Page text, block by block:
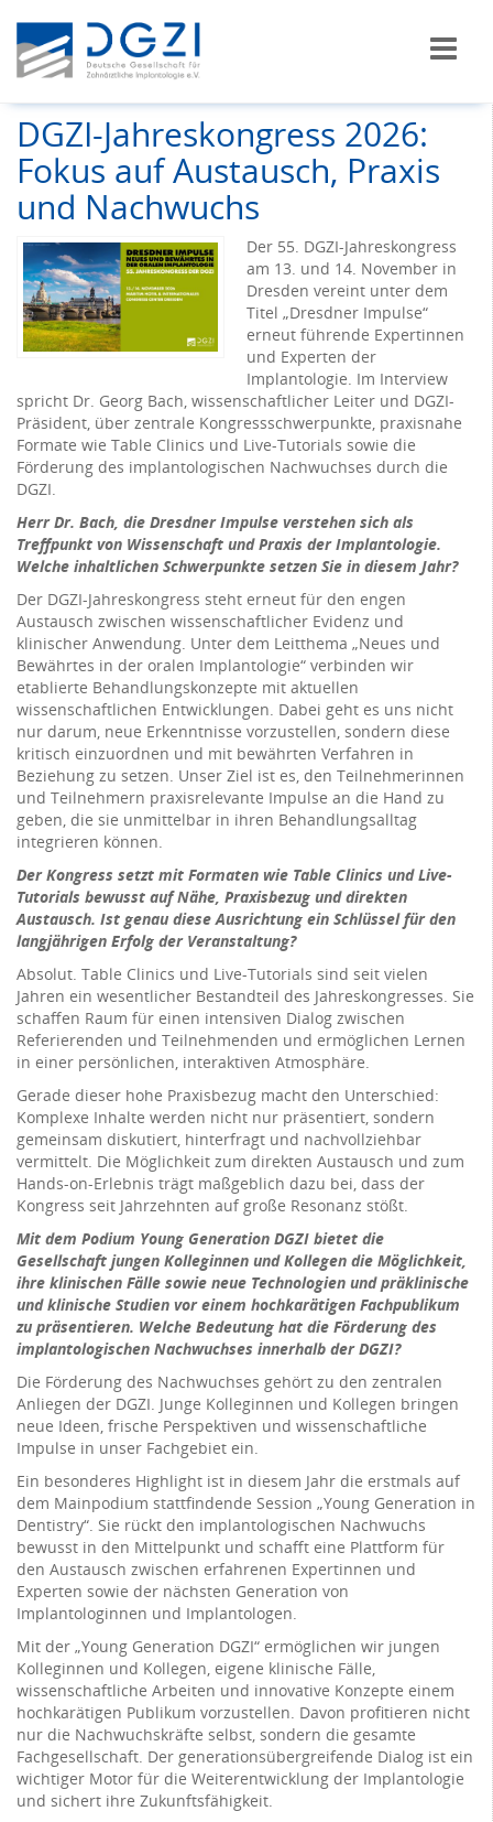
DGZI-Jahreskongress 2026:
Fokus auf Austausch, Praxis
und Nachwuchs
Der 55. DGZI-Jahreskongress
am 13. und 14. November in
Dresden vereint unter dem
Titel „Dresdner Impulse“
erneut führende Expertinnen
und Experten der
Implantologie. Im Interview
spricht Dr. Georg Bach, wissenschaftlicher Leiter und DGZI-
Präsident, über zentrale Kongressschwerpunkte, praxisnahe
Formate wie Table Clinics und Live-Tutorials sowie die
Förderung des implantologischen Nachwuchses durch die
DGZI.
Herr Dr. Bach, die Dresdner Impulse verstehen sich als
Treffpunkt von Wissenschaft und Praxis der Implantologie.
Welche inhaltlichen Schwerpunkte setzen Sie in diesem Jahr?
Der DGZI-Jahreskongress steht erneut für den engen
Austausch zwischen wissenschaftlicher Evidenz und
klinischer Anwendung. Unter dem Leitthema „Neues und
Bewährtes in der oralen Implantologie“ verbinden wir
etablierte Behandlungskonzepte mit aktuellen
wissenschaftlichen Entwicklungen. Dabei geht es uns nicht
nur darum, neue Erkenntnisse vorzustellen, sondern diese
kritisch einzuordnen und mit bewährten Verfahren in
Beziehung zu setzen. Unser Ziel ist es, den Teilnehmerinnen
und Teilnehmern praxisrelevante Impulse an die Hand zu
geben, die sie unmittelbar in ihren Behandlungsalltag
integrieren können.
Der Kongress setzt mit Formaten wie Table Clinics und Live-
Tutorials bewusst auf Nähe, Praxisbezug und direkten
Austausch. Ist genau diese Ausrichtung ein Schlüssel für den
langjährigen Erfolg der Veranstaltung?
Absolut. Table Clinics und Live-Tutorials sind seit vielen
Jahren ein wesentlicher Bestandteil des Jahreskongresses. Sie
schaffen Raum für einen intensiven Dialog zwischen
Referierenden und Teilnehmenden und ermöglichen Lernen
in einer persönlichen, interaktiven Atmosphäre.
Gerade dieser hohe Praxisbezug macht den Unterschied:
Komplexe Inhalte werden nicht nur präsentiert, sondern
gemeinsam diskutiert, hinterfragt und nachvollziehbar
vermittelt. Die Möglichkeit zum direkten Austausch und zum
Hands-on-Erlebnis trägt maßgeblich dazu bei, dass der
Kongress seit Jahrzehnten auf große Resonanz stößt.
Mit dem Podium Young Generation DGZI bietet die
Gesellschaft jungen Kolleginnen und Kollegen die Möglichkeit,
ihre klinischen Fälle sowie neue Technologien und präklinische
und klinische Studien vor einem hochkarätigen Fachpublikum
zu präsentieren. Welche Bedeutung hat die Förderung des
implantologischen Nachwuchses innerhalb der DGZI?
Die Förderung des Nachwuchses gehört zu den zentralen
Anliegen der DGZI. Junge Kolleginnen und Kollegen bringen
neue Ideen, frische Perspektiven und wissenschaftliche
Impulse in unser Fachgebiet ein.
Ein besonderes Highlight ist in diesem Jahr die erstmals auf
dem Mainpodium stattfindende Session „Young Generation in
Dentistry“. Sie rückt den implantologischen Nachwuchs
bewusst in den Mittelpunkt und schafft eine Plattform für
den Austausch zwischen erfahrenen Expertinnen und
Experten sowie der nächsten Generation von
Implantologinnen und Implantologen.
Mit der „Young Generation DGZI“ ermöglichen wir jungen
Kolleginnen und Kollegen, eigene klinische Fälle,
wissenschaftliche Arbeiten und innovative Konzepte einem
hochkarätigen Publikum vorzustellen. Davon profitieren nicht
nur die Nachwuchskräfte selbst, sondern die gesamte
Fachgesellschaft. Der generationsübergreifende Dialog ist ein
wichtiger Motor für die Weiterentwicklung der Implantologie
und sichert ihre Zukunftsfähigkeit.